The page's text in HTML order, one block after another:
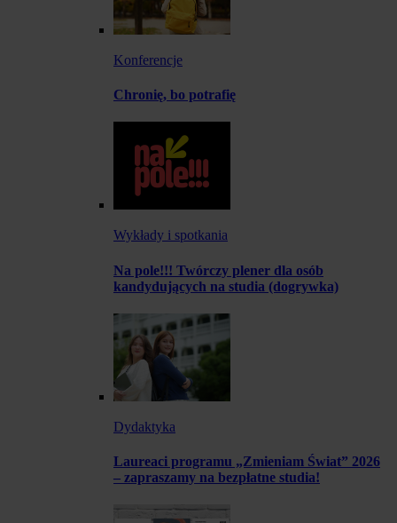
Konferencje
Chronię, bo potrafię
Wykłady i spotkania
Na pole!!! Twórczy plener dla osób
kandydujących na studia (dogrywka)
Dydaktyka
Laureaci programu „Zmieniam Świat” 2026
– zapraszamy na bezpłatne studia!